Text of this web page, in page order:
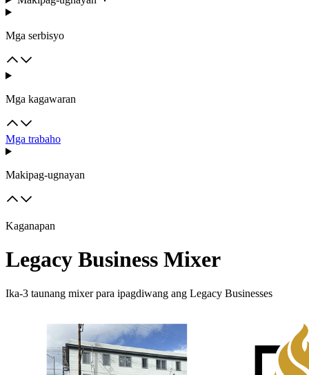
Mga serbisyo
Mga kagawaran
Mga trabaho
Makipag-ugnayan
Kaganapan
Legacy Business Mixer
Ika-3 taunang mixer para ipagdiwang ang Legacy Businesses